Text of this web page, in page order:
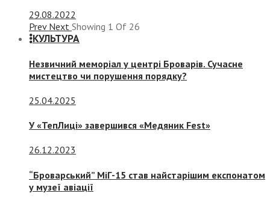
29.08.2022
Prev Next Showing 1 Of 26
КУЛЬТУРА
Незвичний меморіал у центрі Броварів. Сучасне
мистецтво чи порушення порядку?
25.04.2025
У «ТепЛиці» завершився «Медяник Fest»
26.12.2023
“Броварський” МіГ-15 став найстарішим експонатом
у музеї авіації